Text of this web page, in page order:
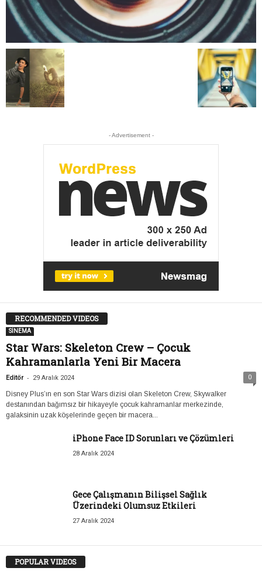
- Advertisement -
RECOMMENDED VIDEOS
SİNEMA
Star Wars: Skeleton Crew – Çocuk
Kahramanlarla Yeni Bir Macera
Editör - 29 Aralık 2024 0
Disney Plus’ın en son Star Wars dizisi olan Skeleton Crew, Skywalker
destanından bağımsız bir hikayeyle çocuk kahramanlar merkezinde,
galaksinin uzak köşelerinde geçen bir macera...
iPhone Face ID Sorunları ve Çözümleri
28 Aralık 2024
Gece Çalışmanın Bilişsel Sağlık
Üzerindeki Olumsuz Etkileri
27 Aralık 2024
POPULAR VIDEOS